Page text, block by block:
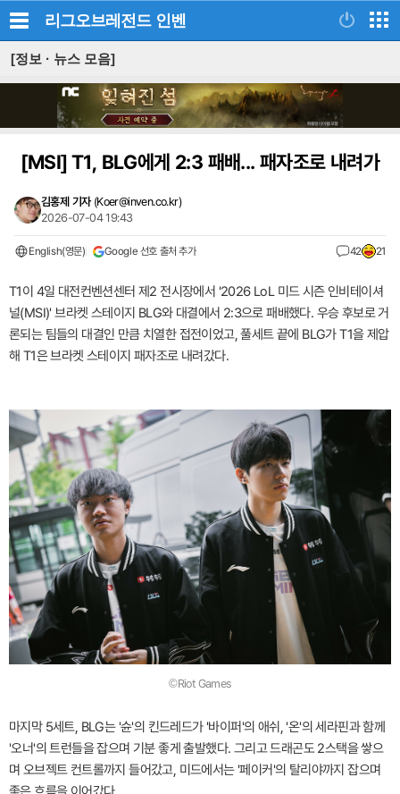
리그오브레전드 인벤
[정보 · 뉴스 모음]
[MSI]T1, BLG에게 2:3 패배... 패자조로 내려가
김홍제 기자 (Koer@inven.co.kr)
2026-07-04 19:43
English(영문) Google 선호 출처 추가 42 21
T1이 4일 대전컨벤션센터 제2 전시장에서 '2026 LoL 미드 시즌 인비테이셔
널(MSI)' 브라켓 스테이지 BLG와 대결에서 2:3으로 패배했다. 우승 후보로 거
론되는 팀들의 대결인 만큼 치열한 접전이었고, 풀세트 끝에 BLG가 T1을 제압
해 T1은 브라켓 스테이지 패자조로 내려갔다.
©Riot Games
마지막 5세트, BLG는 '슌'의 킨드레드가 '바이퍼'의 애쉬, '온'의 세라핀과 함께
'오너'의 트런들을 잡으며 기분 좋게 출발했다. 그리고 드래곤도 2스택을 쌓으
며 오브젝트 컨트롤까지 들어갔고, 미드에서는 '페이커'의 탈리야까지 잡으며